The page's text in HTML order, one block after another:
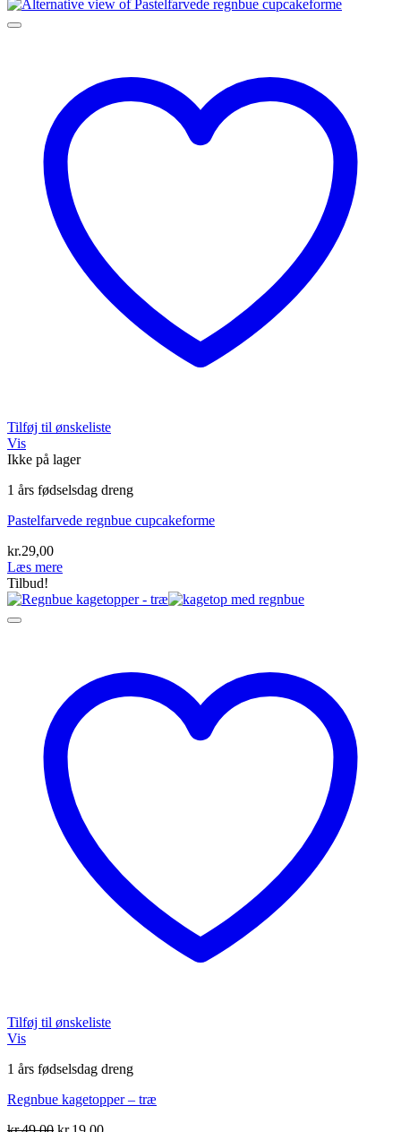
Tilføj til ønskeliste
Vis
Ikke på lager
1 års fødselsdag dreng
Pastelfarvede regnbue cupcakeforme
kr.29,00
Læs mere
Tilbud!
Tilføj til ønskeliste
Vis
1 års fødselsdag dreng
Regnbue kagetopper – træ